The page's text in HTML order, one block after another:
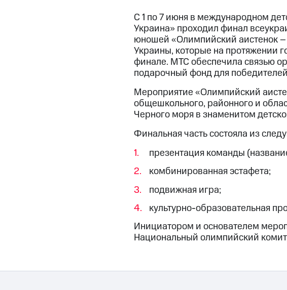
С 1 по 7 июня в международном
Украина» проходил финал
юношей «Олимпийский аистенок
Украины, которые на протяжении
финале. МТС обеспечила связью
подарочный фонд для
Мероприятие «Олимпийский
общешкольного, районного и
Черного моря в знаменитом
Финальная часть состояла из
презентация команды
комбинированная эстафета;
подвижная игра;
культурно-образовательная
Инициатором и основателем
Национальный олимпийский